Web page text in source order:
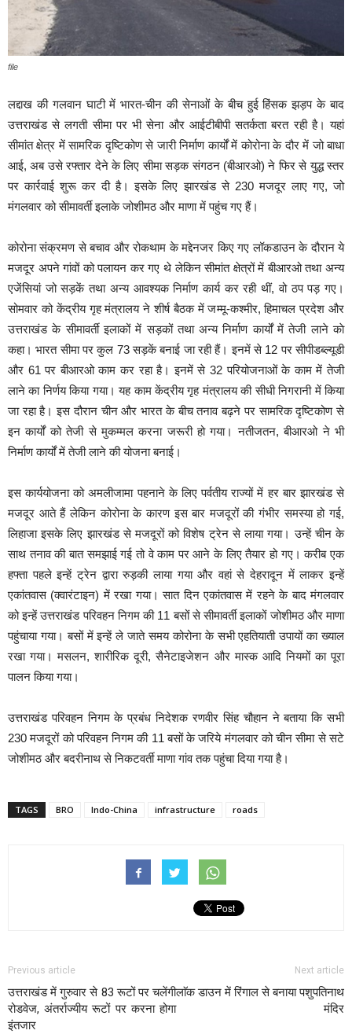
file
लद्दाख की गलवान घाटी में भारत-चीन की सेनाओं के बीच हुई हिंसक झड़प के बाद
उत्तराखंड से लगती सीमा पर भी सेना और आईटीबीपी सतर्कता बरत रही है। यहां
सीमांत क्षेत्र में सामरिक दृष्टिकोण से जारी निर्माण कार्यों में कोरोना के दौर में जो बाधा
आई, अब उसे रफ्तार देने के लिए सीमा सड़क संगठन (बीआरओ) ने फिर से युद्ध स्तर
पर कार्रवाई शुरू कर दी है। इसके लिए झारखंड से 230 मजदूर लाए गए, जो
मंगलवार को सीमावर्ती इलाके जोशीमठ और माणा में पहुंच गए हैं।
कोरोना संक्रमण से बचाव और रोकथाम के मद्देनजर किए गए लॉकडाउन के दौरान ये
मजदूर अपने गांवों को पलायन कर गए थे लेकिन सीमांत क्षेत्रों में बीआरओ तथा अन्य
एजेंसियां जो सड़कें तथा अन्य आवश्यक निर्माण कार्य कर रही थीं, वो ठप पड़ गए।
सोमवार को केंद्रीय गृह मंत्रालय ने शीर्ष बैठक में जम्मू-कश्मीर, हिमाचल प्रदेश और
उत्तराखंड के सीमावर्ती इलाकों में सड़कों तथा अन्य निर्माण कार्यों में तेजी लाने काे
कहा। भारत सीमा पर कुल 73 सड़कें बनाई जा रही हैं। इनमें से 12 पर सीपीडब्ल्यूडी
और 61 पर बीआरओ काम कर रहा है। इनमें से 32 परियोजनाओं के काम में तेजी
लाने का निर्णय किया गया। यह काम केंद्रीय गृह मंत्रालय की सीधी निगरानी में किया
जा रहा है। इस दौरान चीन और भारत के बीच तनाव बढ़ने पर सामरिक दृष्टिकोण से
इन कार्यों को तेजी से मुकम्मल करना जरूरी हो गया। नतीजतन, बीआरओ ने भी
निर्माण कार्यों में तेजी लाने की योजना बनाई।
इस कार्ययोजना को अमलीजामा पहनाने के लिए पर्वतीय राज्यों में हर बार झारखंड से
मजदूर आते हैं लेकिन कोरोना के कारण इस बार मजदूरों की गंभीर समस्या हो गई,
लिहाजा इसके लिए झारखंड से मजदूरों को विशेष ट्रेन से लाया गया। उन्हें चीन के
साथ तनाव की बात समझाई गई तो वे काम पर आने के लिए तैयार हो गए। करीब एक
हफ्ता पहले इन्हें ट्रेन द्वारा रुड़की लाया गया और वहां से देहरादून में लाकर इन्हें
एकांतवास (क्वारंटाइन) में रखा गया। सात दिन एकांतवास में रहने के बाद मंगलवार
को इन्हें उत्तराखंड परिवहन निगम की 11 बसों से सीमावर्ती इलाकों जोशीमठ और माणा
पहुंचाया गया। बसों में इन्हें ले जाते समय कोरोना के सभी एहतियाती उपायों का ख्याल
रखा गया। मसलन, शारीरिक दूरी, सैनेटाइजेशन और मास्क आदि नियमों का पूरा
पालन किया गया।
उत्तराखंड परिवहन निगम के प्रबंध निदेशक रणवीर सिंह चौहान ने बताया कि सभी
230 मजदूरों को परिवहन निगम की 11 बसों के जरिये मंगलवार को चीन सीमा से सटे
जोशीमठ और बदरीनाथ से निकटवर्ती माणा गांव तक पहुंचा दिया गया है।
TAGS BRO Indo-China infrastructure roads
Previous article
उत्तराखंड में गुरुवार से 83 रूटों पर चलेंगी
रोडवेज, अंतर्राज्यीय रूटों पर करना होगा
इंतजार
Next article
लाॅक डाउन में रिंगाल से बनाया पशुपतिनाथ
मंदिर